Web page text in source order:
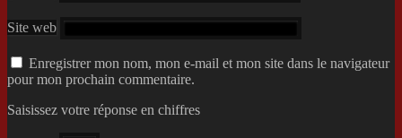
Site web
Enregistrer mon nom, mon e-mail et mon site dans le navigateur
pour mon prochain commentaire.
Saisissez votre réponse en chiffres